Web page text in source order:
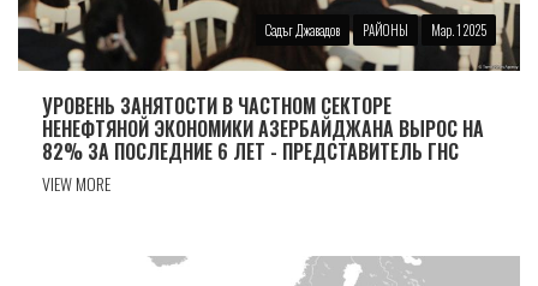
Садъг Джавадов РАЙОНЫ Мар. 1 2025
УРОВЕНЬ ЗАНЯТОСТИ В ЧАСТНОМ СЕКТОРЕ
НЕНЕФТЯНОЙ ЭКОНОМИКИ АЗЕРБАЙДЖАНА ВЫРОС НА
82% ЗА ПОСЛЕДНИЕ 6 ЛЕТ - ПРЕДСТАВИТЕЛЬ ГНС
VIEW MORE